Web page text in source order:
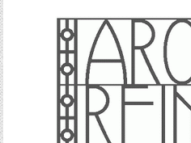
Skip to content